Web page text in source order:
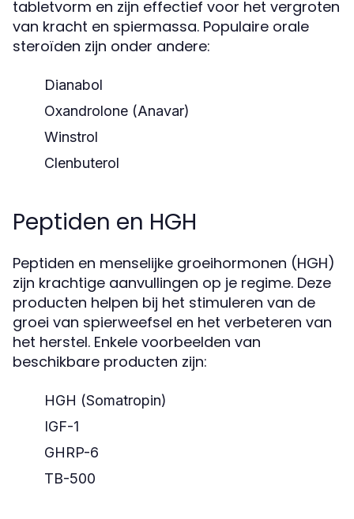
tabletvorm en zijn effectief voor het vergroten
van kracht en spiermassa. Populaire orale
steroïden zijn onder andere:
Dianabol
Oxandrolone (Anavar)
Winstrol
Clenbuterol
Peptiden en HGH
Peptiden en menselijke groeihormonen (HGH)
zijn krachtige aanvullingen op je regime. Deze
producten helpen bij het stimuleren van de
groei van spierweefsel en het verbeteren van
het herstel. Enkele voorbeelden van
beschikbare producten zijn:
HGH (Somatropin)
IGF-1
GHRP-6
TB-500